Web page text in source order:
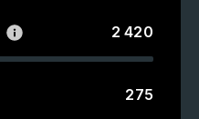
2 420
275